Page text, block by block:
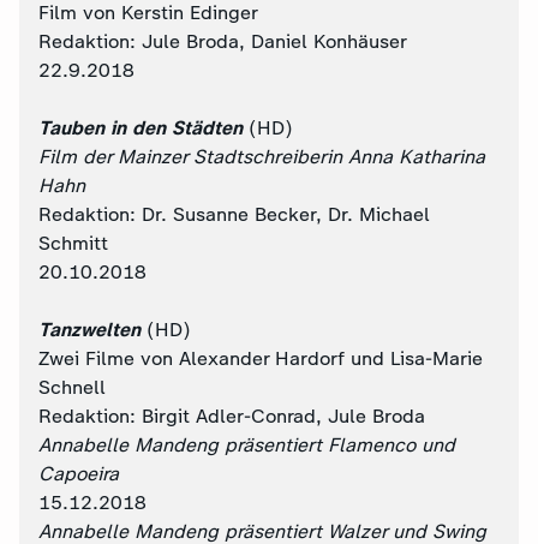
Film von Kerstin Edinger
Redaktion: Jule Broda, Daniel Konhäuser
22.9.2018
Tauben in den Städten (HD)
Film der Mainzer Stadtschreiberin Anna Katharina
Hahn
Redaktion: Dr. Susanne Becker, Dr. Michael
Schmitt
20.10.2018
Tanzwelten (HD)
Zwei Filme von Alexander Hardorf und Lisa-Marie
Schnell
Redaktion: Birgit Adler-Conrad, Jule Broda
Annabelle Mandeng präsentiert Flamenco und
Capoeira
15.12.2018
Annabelle Mandeng präsentiert Walzer und Swing